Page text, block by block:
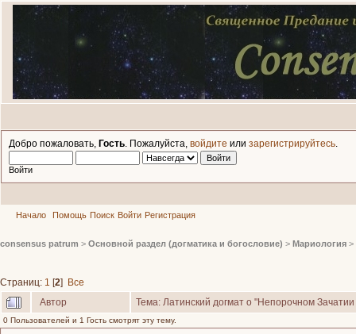
Добро пожаловать, Гость . Пожалуйста, войдите или зарегистрируйтесь
Войти
Начало Помощь Поиск Войти Регистрация
consensus patrum > Основной раздел (догматика и богословие) > Мариология >
Страниц: 1 [2] Все
Автор
Тема: Латинский догмат о "Непорочном
0 Пользователей и 1 Гость смотрят эту тему.